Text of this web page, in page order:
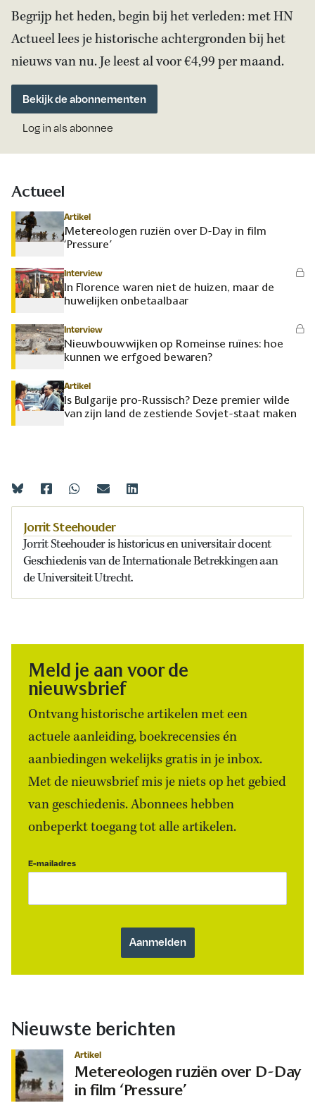
Begrijp het heden, begin bij het verleden: met HN
Actueel lees je historische achtergronden bij het
nieuws van nu. Je leest al voor €4,99 per maand.
Bekijk de abonnementen
Log in als abonnee
Actueel
Artikel
Metereologen ruziën over D-Day in film
‘Pressure’
Interview
In Florence waren niet de huizen, maar de
huwelijken onbetaalbaar
Interview
Nieuwbouwwijken op Romeinse ruïnes: hoe
kunnen we erfgoed bewaren?
Artikel
Is Bulgarije pro-Russisch? Deze premier wilde
van zijn land de zestiende Sovjet-staat maken
Jorrit Steehouder
Jorrit Steehouder is historicus enuniversitairdocent
Geschiedenis van deInternationale Betrekkingen aan
de Universiteit Utrecht.
Meld je aan voor de
nieuwsbrief
Ontvang historische artikelen met een
actuele aanleiding, boekrecensies én
aanbiedingen wekelijks gratis in je inbox.
Met de nieuwsbrief mis je niets op het gebied
van geschiedenis. Abonnees hebben
onbeperkt toegang tot alle artikelen.
E-mailadres
Nieuwste berichten
Artikel
Metereologen ruziën over D-Day
in film ‘Pressure’